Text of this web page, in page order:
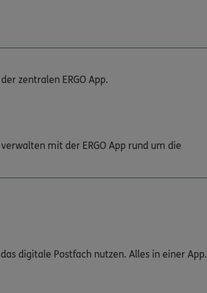
zentralen ERGO App.
mit der ERGO App rund um die
digitale Postfach nutzen. Alles in einer App.